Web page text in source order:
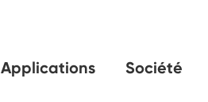
Applications Société